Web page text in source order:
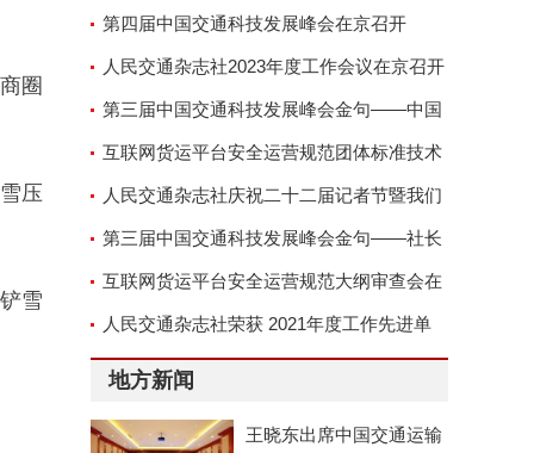
圈
压
雪
第四届中国交通科技发展峰会在京召开
人民交通杂志社2023年度工作会议在京召开
第三届中国交通科技发展峰会金句——中国
交通运输协会副会长兼秘
互联网货运平台安全运营规范团体标准技术
审查会顺利召开
人民交通杂志社庆祝二十二届记者节暨我们
的故事演讲座谈会
第三届中国交通科技发展峰会金句——社长
郑德岭
互联网货运平台安全运营规范大纲审查会在
京召开
人民交通杂志社荣获 2021年度工作先进单
位称号
地方新闻
王晓东出席中国交通运输